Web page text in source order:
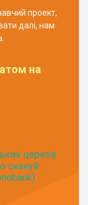
проект,
далі, нам
на
церков
скануй